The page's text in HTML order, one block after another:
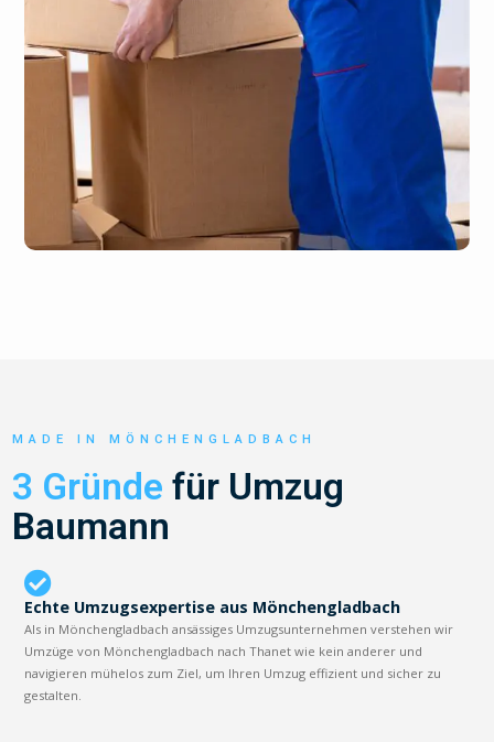
MADE IN MÖNCHENGLADBACH
3 Gründe für Umzug
Baumann
Echte Umzugsexpertise aus Mönchengladbach
Als in Mönchengladbach ansässiges Umzugsunternehmen verstehen wir
Umzüge von Mönchengladbach nach Thanet wie kein anderer und
navigieren mühelos zum Ziel, um Ihren Umzug effizient und sicher zu
gestalten.